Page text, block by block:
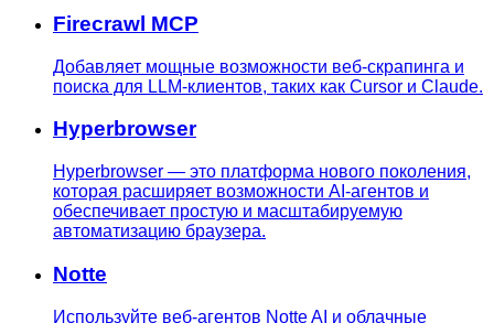
Firecrawl MCP
Добавляет мощные возможности веб-скрапинга и
поиска для LLM-клиентов, таких как Cursor и Claude.
Hyperbrowser
Hyperbrowser — это платформа нового поколения,
которая расширяет возможности AI-агентов и
обеспечивает простую и масштабируемую
автоматизацию браузера.
Notte
Используйте веб-агентов Notte AI и облачные